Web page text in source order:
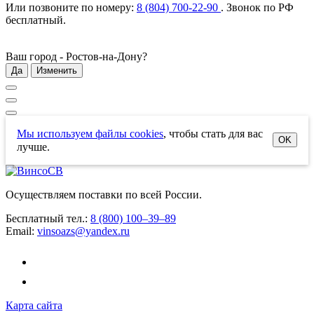
Или позвоните по номеру: 8 (804) 700-22-90 . Звонок по РФ
бесплатный.
Ваш город - Ростов-на-Дону?
Да Изменить
Мы используем файлы cookies, чтобы стать для вас
лучше.
OK
Осуществляем поставки по всей России.
Бесплатный тел.: 8 (800) 100–39–89
Email: vinsoazs@yandex.ru
Карта сайта